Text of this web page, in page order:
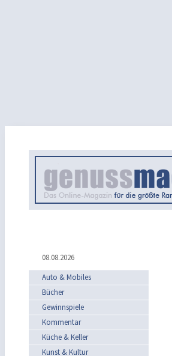
08.08.2026
Auto & Mobiles
Bücher
Gewinnspiele
Kommentar
Küche & Keller
Kunst & Kultur